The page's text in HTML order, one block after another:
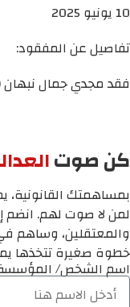
10 يونيو 2025
تفاصيل عن المفقود:
فقد مجدي جمال نبهان (36 عام) بتاريخ 10/6/2025 في مدينة
كن صوت
بمساهمتك
لمن لا صوت لهم. انضم
والمعتقلين، وساهم
خطوة صغيرة تتخذها
اسم الشخص/